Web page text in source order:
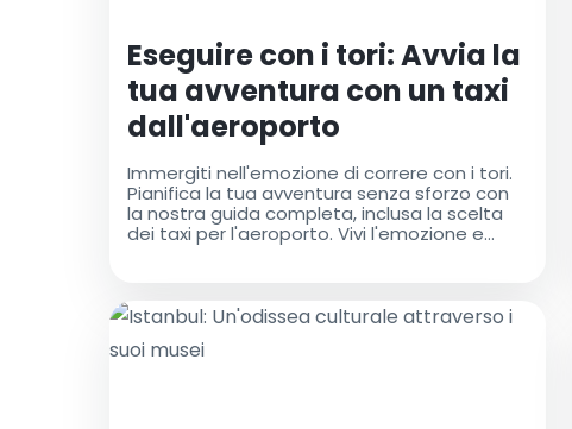
Eseguire con i tori: Avvia la
tua avventura con un taxi
dall'aeroporto
Immergiti nell'emozione di correre con i tori.
Pianifica la tua avventura senza sforzo con
la nostra guida completa, inclusa la scelta
dei taxi per l'aeroporto. Vivi l'emozione e